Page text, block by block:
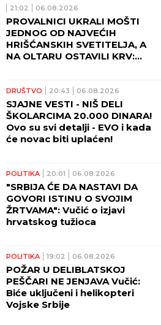
21:02 06.08.2026
PROVALNICI UKRALI MOŠTI
JEDNOG OD NAJVEĆIH
HRIŠĆANSKIH SVETITELJA, A
NA OLTARU OSTAVILI KRV:
DRUŠTVO 20:43 06.08.2026
SJAJNE VESTI - NIŠ DELI
ŠKOLARCIMA 20.000 DINARA!
Ovo su svi detalji - EVO i kada
će novac biti uplaćen!
POLITIKA 20:01 06.08.2026
"SRBIJA ĆE DA NASTAVI DA
GOVORI ISTINU O SVOJIM
ŽRTVAMA": Vučić o izjavi
hrvatskog tužioca
POLITIKA 19:02 06.08.2026
POŽAR U DELIBLATSKOJ
PEŠČARI NE JENJAVA Vučić:
Biće uključeni i helikopteri
Vojske Srbije